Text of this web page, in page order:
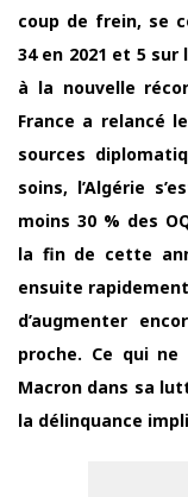
coup de frein, se
34 en 2021 et 5 sur
à la nouvelle
France a relancé
sources
soins, l’Algérie
moins 30 % des
la fin de cette
ensuite
d’augmenter
proche. Ce qui ne
Macron dans sa
la délinquance